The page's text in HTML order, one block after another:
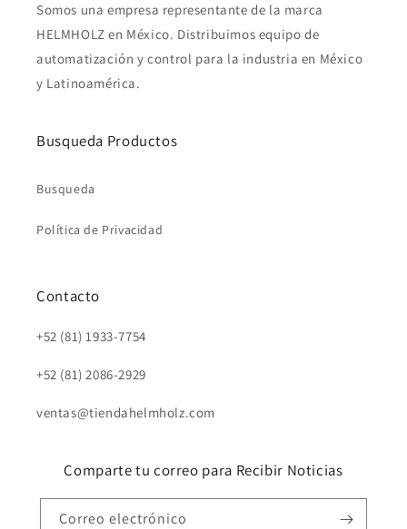
Somos una empresa representante de la marca
HELMHOLZ en México. Distribuimos equipo de
automatización y control para la industria en México
y Latinoamérica.
Busqueda Productos
Busqueda
Política de Privacidad
Contacto
+52 (81) 1933-7754
+52 (81) 2086-2929
ventas@tiendahelmholz.com
Comparte tu correo para Recibir Noticias
Correo electrónico